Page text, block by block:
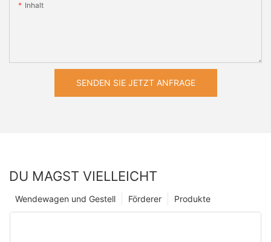
Inhalt
SENDEN SIE JETZT ANFRAGE
DU MAGST VIELLEICHT
Produkte
Förderer
Wendewagen und Gestell